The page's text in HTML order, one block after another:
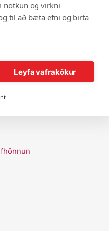
notkun og virkni
til að bæta efni og birta
Leyfa vafrakökur